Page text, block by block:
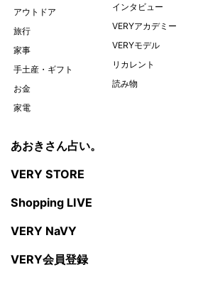
アウトドア
旅行
家事
手土産・ギフト
お金
家電
インタビュー
VERYアカデミー
VERYモデル
リカレント
読み物
あおきさん占い。
VERY STORE
Shopping LIVE
VERY NaVY
VERY会員登録